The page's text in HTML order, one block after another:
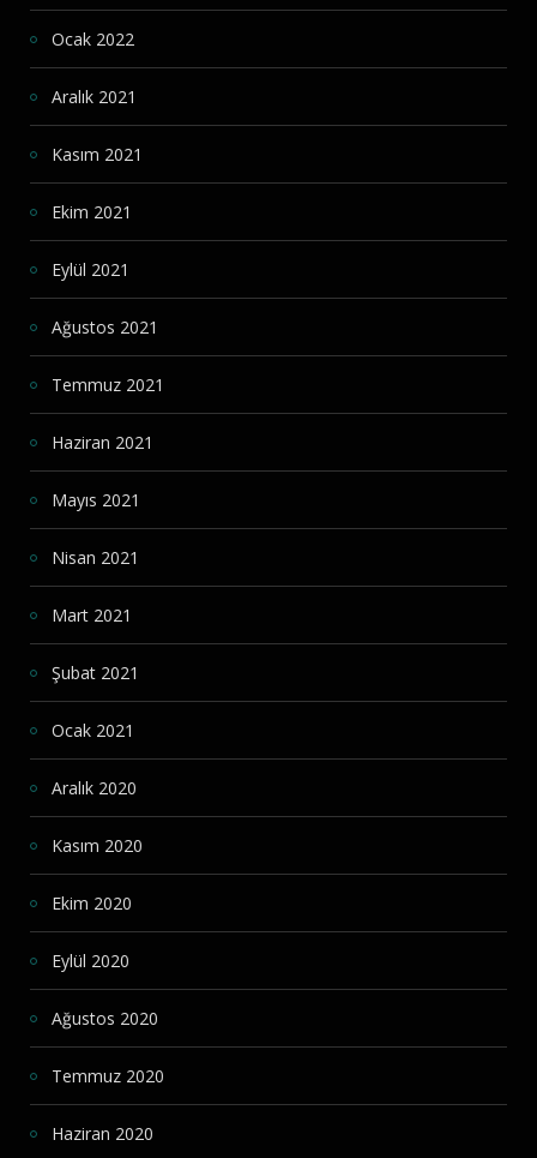
Ocak 2022
Aralık 2021
Kasım 2021
Ekim 2021
Eylül 2021
Ağustos 2021
Temmuz 2021
Haziran 2021
Mayıs 2021
Nisan 2021
Mart 2021
Şubat 2021
Ocak 2021
Aralık 2020
Kasım 2020
Ekim 2020
Eylül 2020
Ağustos 2020
Temmuz 2020
Haziran 2020